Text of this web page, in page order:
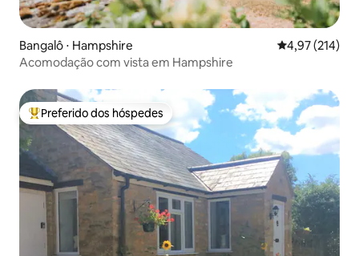
Bangalô ⋅ Hampshire 4,97 de uma
4,97 (214)
Acomodação com vista em Hampshire
Entre os melhores preferidos dos hóspedes
Preferido dos hóspedes